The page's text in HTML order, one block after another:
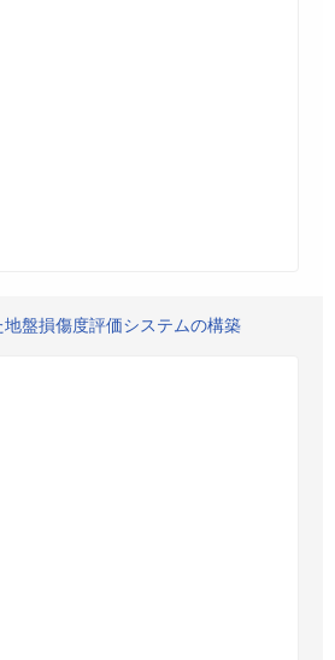
盤損傷度評価システムの構築